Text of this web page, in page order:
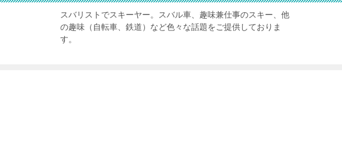
スバリストでスキーヤー。スバル車、趣味兼仕事のスキー、他
の趣味（自転車、鉄道）など色々な話題をご提供しておりま
す。